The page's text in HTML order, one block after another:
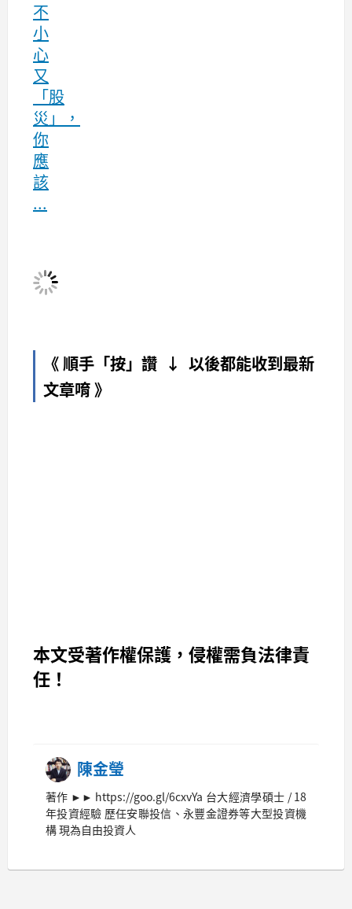
《 順手「按」讚 ↓ 以後都能收到最新
文章唷 》
本文受著作權保護，侵權需負法律責
任！
陳金瑩
著作 ►► https://goo.gl/6cxvYa 台大經濟學碩士 / 18
年投資經驗 歷任安聯投信、永豐金證券等大型投資機
構 現為自由投資人